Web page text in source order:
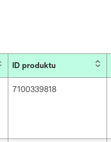
ID produktu
7100339818